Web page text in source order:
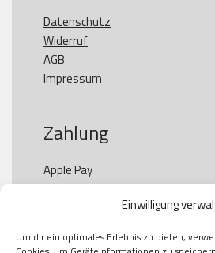
Einwilligung
Um dir ein optimales Erlebnis zu bieten,
Datenschutz
Widerruf
AGB
Impressum
Zahlung
Apple Pay
Paypal
Kauf auf Rechung